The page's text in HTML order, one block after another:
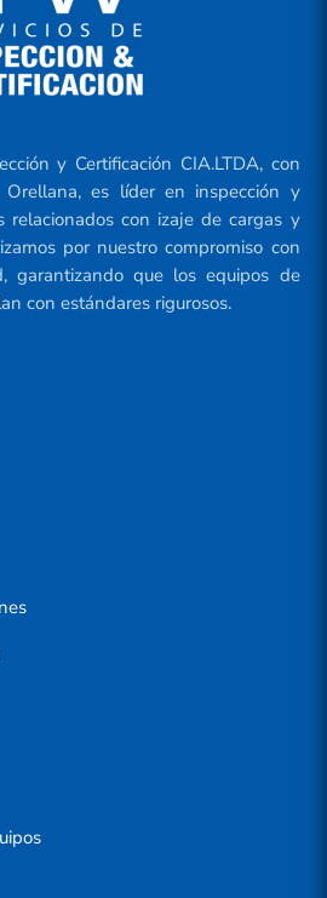
y Certificación CIA.LTDA, con
es líder en inspección y
relacionados con izaje de cargas y
por nuestro compromiso con
garantizando que los equipos de
con estándares rigurosos.